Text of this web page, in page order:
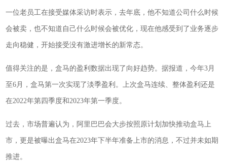
一位老员工在接受媒体采访时表示，去年底，他不知道公司什么时候
会被卖，也不知道自己什么时候会被优化，现在他感受到了业务逐步
走向稳健，开始接受没有激进增长的新常态。
值得关注的是，盒马的盈利数据出现了向好趋势。据报道，今年3月
至6月，盒马第一次实现了淡季盈利。上次盒马连续、整体盈利还是
在2022年第四季度和2023年第一季度。
过去，市场普遍认为，阿里巴巴会大步按照原计划加快推动盒马上
市，更是被曝出盒马在2023年下半年准备上市的消息，不过并未如期
推进。